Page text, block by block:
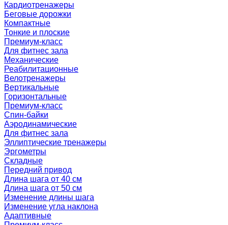
Кардиотренажеры
Беговые дорожки
Компактные
Тонкие и плоские
Премиум-класс
Для фитнес зала
Механические
Реабилитационные
Велотренажеры
Вертикальные
Горизонтальные
Премиум-класс
Спин-байки
Аэродинамические
Для фитнес зала
Эллиптические тренажеры
Эргометры
Складные
Передний привод
Длина шага от 40 см
Длина шага от 50 см
Изменение длины шага
Изменение угла наклона
Адаптивные